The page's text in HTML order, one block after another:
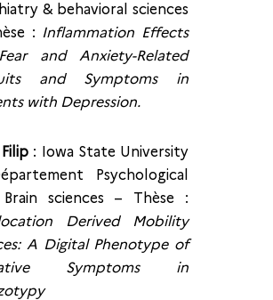
& behavioral sciences
: Inflammation Effects
and Anxiety-Related
and Symptoms in
with Depression.
: Iowa State University
Psychological
sciences – Thèse :
Derived Mobility
A Digital Phenotype of
Symptoms in